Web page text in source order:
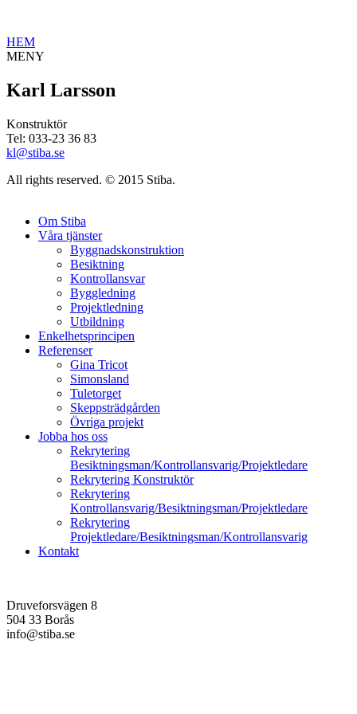
HEM
MENY
Karl Larsson
Konstruktör
Tel: 033-23 36 83
kl@stiba.se
All rights reserved. © 2015 Stiba.
Om Stiba
Våra tjänster
Byggnadskonstruktion
Besiktning
Kontrollansvar
Byggledning
Projektledning
Utbildning
Enkelhetsprincipen
Referenser
Gina Tricot
Simonsland
Tuletorget
Skeppsträdgården
Övriga projekt
Jobba hos oss
Rekrytering
Besiktningsman/Kontrollansvarig/Projektledare
Rekrytering Konstruktör
Rekrytering
Kontrollansvarig/Besiktningsman/Projektledare
Rekrytering
Projektledare/Besiktningsman/Kontrollansvarig
Kontakt
Druveforsvägen 8
504 33 Borås
info@stiba.se